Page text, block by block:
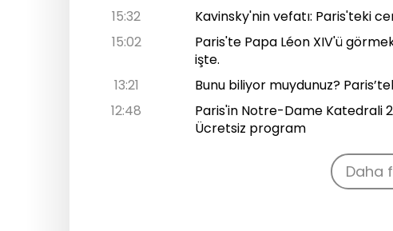
15:32
Kavinsky'nin vefatı: Paris'teki
15:02
Paris'te Papa Léon XIV'ü
işte.
13:21
Bunu biliyor muydunuz?
12:48
Paris'in Notre-Dame Katedrali
Ücretsiz program
Daha